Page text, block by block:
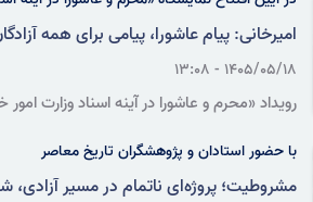
امیرخانی: پیام عاشورا، پیامی برای همه
۱۴۰۵/۰۵/۱۸ - ۱۳:۰۸
رویداد «محرم و عاشورا در آینه اسناد وزارت
ایران تأکید کردند.
با حضور استادان و پژوهشگران تاریخ معاصر
مشروطیت؛ پروژه‌ای ناتمام در مسیر